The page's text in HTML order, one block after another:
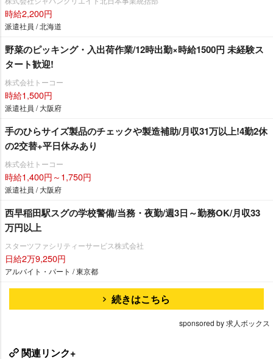
時給2,200円
派遣社員 / 北海道
野菜のピッキング・入出荷作業/12時出勤×時給1500円 未経験ス
タート歓迎!
株式会社トーコー
時給1,500円
派遣社員 / 大阪府
手のひらサイズ製品のチェックや製造補助/月収31万以上!4勤2休
の2交替+平日休みあり
株式会社トーコー
時給1,400円～1,750円
派遣社員 / 大阪府
西早稲田駅スグの学校警備/当務・夜勤/週3日～勤務OK/月収33
万円以上
スターツファシリティーサービス株式会社
日給2万9,250円
アルバイト・パート / 東京都
続きはこちら
sponsored by 求人ボックス
関連リンク+